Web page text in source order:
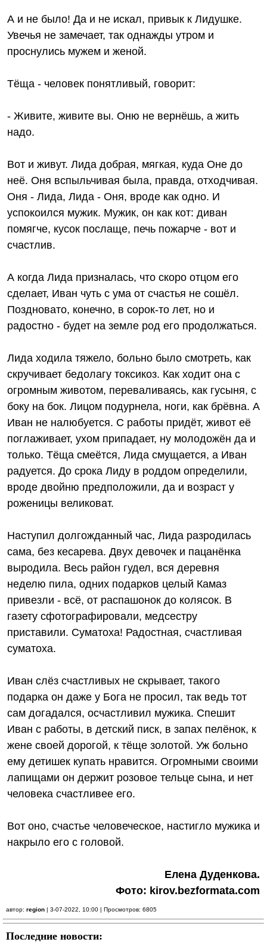
А и не было! Да и не искал, привык к Лидушке.
Увечья не замечает, так однажды утром и
проснулись мужем и женой.
Тёща - человек понятливый, говорит:
- Живите, живите вы. Оню не вернёшь, а жить
надо.
Вот и живут. Лида добрая, мягкая, куда Оне до
неё. Оня вспыльчивая была, правда, отходчивая.
Оня - Лида, Лида - Оня, вроде как одно. И
успокоился мужик. Мужик, он как кот: диван
помягче, кусок послаще, печь пожарче - вот и
счастлив.
А когда Лида призналась, что скоро отцом его
сделает, Иван чуть с ума от счастья не сошёл.
Поздновато, конечно, в сорок-то лет, но и
радостно - будет на земле род его продолжаться.
Лида ходила тяжело, больно было смотреть, как
скручивает бедолагу токсикоз. Как ходит она с
огромным животом, переваливаясь, как гусыня, с
боку на бок. Лицом подурнела, ноги, как брёвна. А
Иван не налюбуется. С работы придёт, живот её
поглаживает, ухом припадает, ну молодожён да и
только. Тёща смеётся, Лида смущается, а Иван
радуется. До срока Лиду в роддом определили,
вроде двойню предположили, да и возраст у
роженицы великоват.
Наступил долгожданный час, Лида разродилась
сама, без кесарева. Двух девочек и пацанёнка
выродила. Весь район гудел, вся деревня
неделю пила, одних подарков целый Камаз
привезли - всё, от распашонок до колясок. В
газету сфотографировали, медсестру
приставили. Суматоха! Радостная, счастливая
суматоха.
Иван слёз счастливых не скрывает, такого
подарка он даже у Бога не просил, так ведь тот
сам догадался, осчастливил мужика. Спешит
Иван с работы, в детский писк, в запах пелёнок, к
жене своей дорогой, к тёще золотой. Уж больно
ему детишек купать нравится. Огромными своими
лапищами он держит розовое тельце сына, и нет
человека счастливее его.
Вот оно, счастье человеческое, настигло мужика и
накрыло его с головой.
Елена Дуденкова.
Фото: kirov.bezformata.com
автор: region | 3-07-2022, 10:00 | Просмотров: 6805
Последние новости: